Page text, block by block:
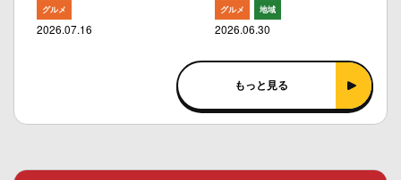
グルメ
2026.07.16
グルメ 地域
2026.06.30
もっと見る